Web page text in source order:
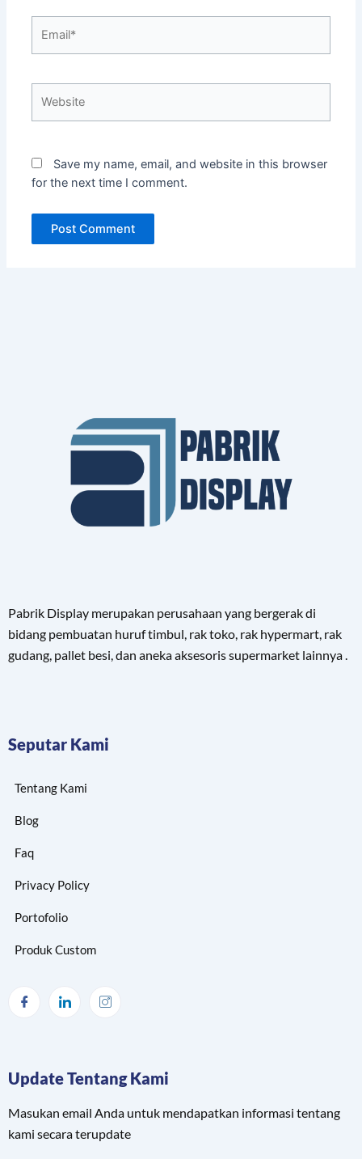
Save my name, email, and website in this browser
for the next time I comment.
Pabrik Display merupakan perusahaan yang bergerak di
bidang pembuatan huruf timbul, rak toko, rak hypermart, rak
gudang, pallet besi, dan aneka aksesoris supermarket lainnya .
Seputar Kami
Tentang Kami
Blog
Faq
Privacy Policy
Portofolio
Produk Custom
Update Tentang Kami
Masukan email Anda untuk mendapatkan informasi tentang
kami secara terupdate